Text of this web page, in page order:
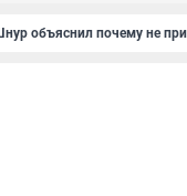
объяснил почему не